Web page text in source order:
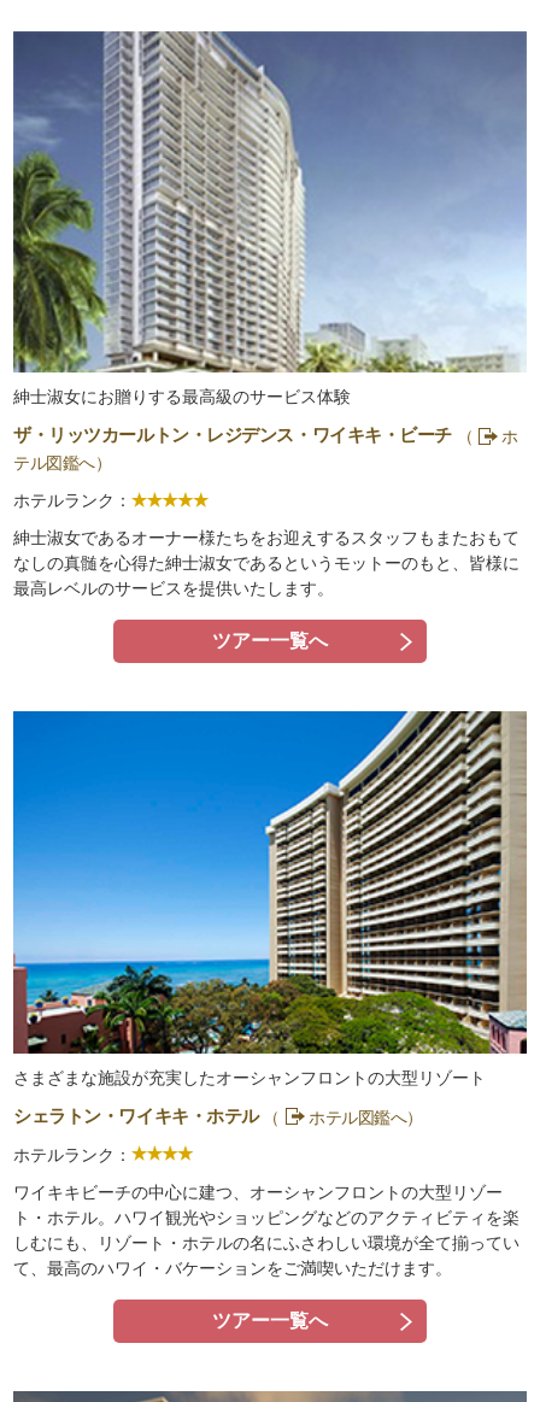
紳士淑女にお贈りする最高級のサービス体験
ザ・リッツカールトン・レジデンス・ワイキキ・ビーチ （
ホ
テル図鑑へ）
ホテルランク：
紳士淑女であるオーナー様たちをお迎えするスタッフもまたおもて
なしの真髄を心得た紳士淑女であるというモットーのもと、皆様に
最高レベルのサービスを提供いたします。
ツアー一覧へ
さまざまな施設が充実したオーシャンフロントの大型リゾート
シェラトン・ワイキキ・ホテル （
ホテル図鑑へ）
ホテルランク：
ワイキキビーチの中心に建つ、オーシャンフロントの大型リゾー
ト・ホテル。ハワイ観光やショッピングなどのアクティビティを楽
しむにも、リゾート・ホテルの名にふさわしい環境が全て揃ってい
て、最高のハワイ・バケーションをご満喫いただけます。
ツアー一覧へ